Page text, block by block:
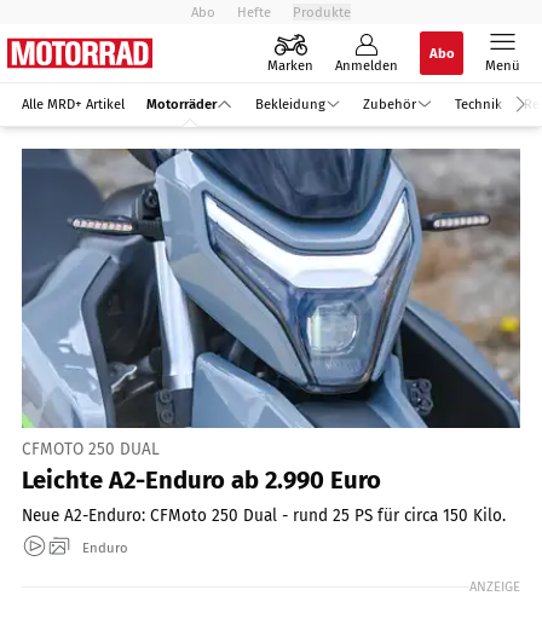
Abo Hefte Produkte
Marken Anmelden
Abo
Menü
Alle MRD+ Artikel Motorräder Bekleidung Zubehör Technik
CFMOTO 250 DUAL
Leichte A2-Enduro ab 2.990 Euro
Neue A2-Enduro: CFMoto 250 Dual - rund 25 PS für circa 150 Kilo.
Enduro
ANZEIGE